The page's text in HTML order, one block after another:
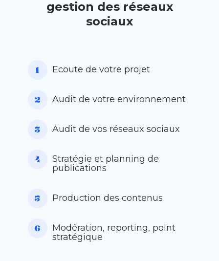
gestion des réseaux
sociaux
Ecoute de votre projet
Audit de votre environnement
Audit de vos réseaux sociaux
Stratégie et planning de
publications
Production des contenus
Modération, reporting, point
stratégique